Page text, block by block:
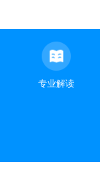
专业解读